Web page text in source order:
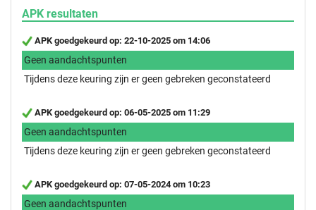
APK resultaten
APK goedgekeurd op: 22-10-2025 om 14:06
Geen aandachtspunten
Tijdens deze keuring zijn er geen gebreken geconstateerd
APK goedgekeurd op: 06-05-2025 om 11:29
Geen aandachtspunten
Tijdens deze keuring zijn er geen gebreken geconstateerd
APK goedgekeurd op: 07-05-2024 om 10:23
Geen aandachtspunten